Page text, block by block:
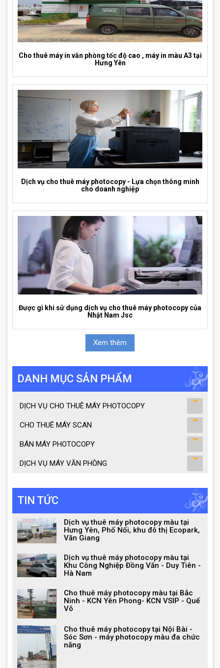
Cho thuê máy in văn phòng tốc độ cao , máy in màu A3 tại
Hưng Yên
Dịch vụ cho thuê máy photocopy - Lựa chọn thông minh
cho doanh nghiệp
Được gì khi sử dụng dịch vụ cho thuê máy photocopy của
Nhật Nam Jsc
Xem thêm
DANH MỤC SẢN PHẨM
DỊCH VỤ CHO THUÊ MÁY PHOTOCOPY
CHO THUÊ MÁY SCAN
BÁN MÁY PHOTOCOPY
DỊCH VỤ MÁY VĂN PHÒNG
TIN TỨC
Dịch vụ thuê máy photocopy màu tại
Hưng Yên, Phố Nối, khu đô thị Ecopark,
Văn Giang
Dịch vụ thuê máy photocopy màu tại
Khu Công Nghiệp Đồng Văn - Duy Tiên -
Hà Nam
Cho thuê máy photocopy màu tại Bắc
Ninh - KCN Yên Phong- KCN VSIP - Quế
Võ
Cho thuê máy photocopy tại Nội Bài -
Sóc Sơn - máy photocopy màu đa chức
năng